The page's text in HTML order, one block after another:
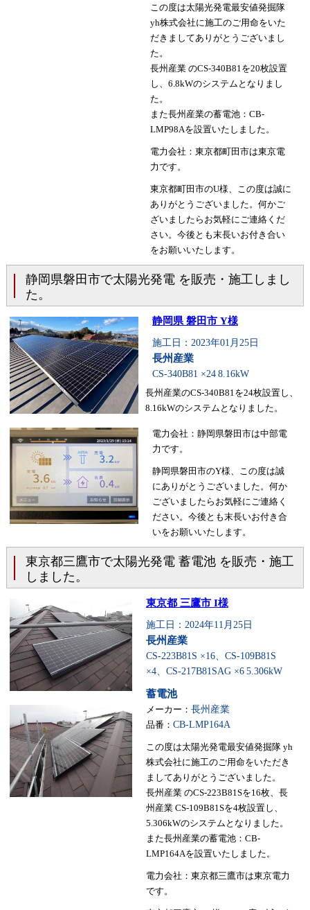
この度は太陽光発電最安値発掘隊
yh株式会社に施工のご用命をいた
だきましてありがとうございまし
た。
長州産業 のCS-340B81を20枚設置
し、6.8kWのシステムとなりまし
た。
また長州産業の蓄電池：CB-
LMP98Aを設置いたしました。
電力会社：東京都町田市は東京電
力です。
東京都町田市のU様、この度は誠に
ありがとうございました。何かご
ざいましたらお気軽にご連絡くだ
さい。今後とも末長いお付き合い
をお願いいたします。
静岡県磐田市で太陽光発電 を販売・施工しまし
た。
静岡県 磐田市 Y様
施工日：2023年01月25日
長州産業
CS-340B81 ×24 8.16kW
長州産業のCS-340B81を24枚設置し、
8.16kWのシステムとなりました。
電力会社：静岡県磐田市は中部電
力です。
静岡県磐田市のY様、この度は誠
にありがとうございました。何か
ございましたらお気軽にご連絡く
ださい。今後とも末長いお付き合
いをお願いいたします。
東京都三鷹市で太陽光発電 蓄電池 を販売・施工
しました。
東京都 三鷹市 I様
施工日：2024年11月25日
長州産業
CS-223B81S ×16、CS-109B81S
×4、CS-217B81SAG ×6 5.306kW
蓄電池
メーカー： 長州産業
品番： CB-LMP164A
この度は太陽光発電最安値発掘隊 yh
株式会社に施工のご用命をいただき
ましてありがとうございました。
長州産業 のCS-223B81Sを16枚、長
州産業 CS-109B81Sを4枚設置し、
5.306kWのシステムとなりました。
また長州産業の蓄電池：CB-
LMP164Aを設置いたしました。
電力会社：東京都三鷹市は東京電力
です。